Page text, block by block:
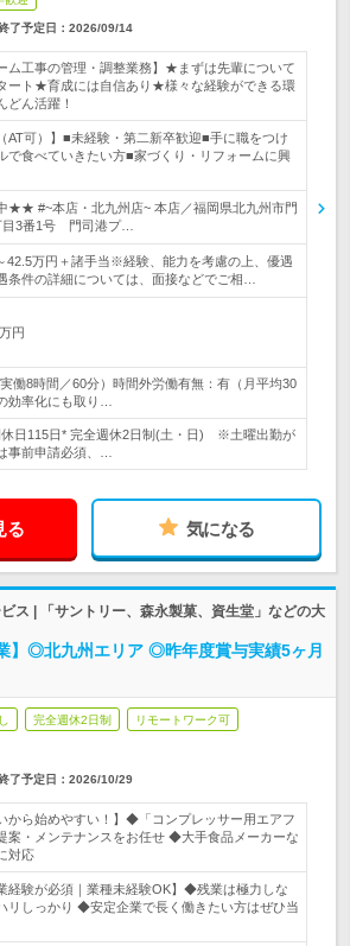
了予定日： 2026/09/14
ム工事の管理・調整業務】★まずは先輩について
ート★育成には自信あり★様々な経験ができる環
どん活躍！
AT可）】■未経験・第二新卒歓迎■手に職をつけ
で食べていきたい方■家づくり・リフォームに興
#~本店・北九州店~ 本店／福岡県北九州市門
目3番1号 門司港プ…
42.5万円＋諸手当※経験、能力を考慮の上、優遇
条件の詳細については、面接などでご相…
円
働8時間／60分）時間外労働有無：有（月平均30
効率化にも取り…
休日115日* 完全週休2日制(土・日) ※土曜出勤が
事前申請必須、…
る 気になる
ス | 「サントリー、森永製菓、資生堂」などの大
】◎北九州エリア ◎昨年度賞与実績5ヶ月
完全週休2日制 リモートワーク可
了予定日： 2026/10/29
から始めやすい！】◆「コンプレッサー用エアフ
案・メンテナンスをお任せ ◆大手食品メーカーな
対応
経験が必須｜業種未経験OK】◆残業は極力しな
リしっかり ◆安定企業で長く働きたい方はぜひ当